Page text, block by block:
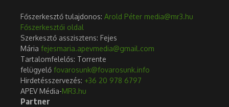
Főszerkesztő tulajdonos: Arold Péter media@mr3.hu
Főszerkesztői oldal
Szerkesztő asszisztens: Fejes
Mária fejesmaria.apevmedia@gmail.com
Tartalomfelelős: Torrente
felügyelő fovarosunk@fovarosunk.info
Hirdetésszervezés: +36 20 978 6797
APEV Média-MR3.hu
Partner